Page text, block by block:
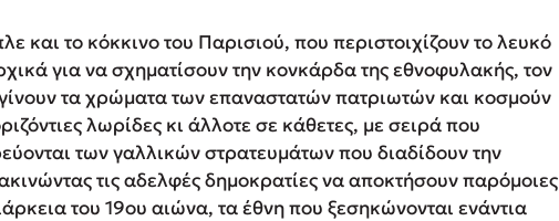
και το κόκκινο του Παρισιού, που περιστοιχίζουν το λευκό
για να σχηματίσουν την κονκάρδα της εθνοφυλακής, τον
τα χρώματα των επαναστατών πατριωτών και κοσμούν
λωρίδες κι άλλοτε σε κάθετες, με σειρά που
των γαλλικών στρατευμάτων που διαδίδουν την
τις αδελφές δημοκρατίες να αποκτήσουν παρόμοιες
του 19ου αιώνα, τα έθνη που ξεσηκώνονται ενάντια